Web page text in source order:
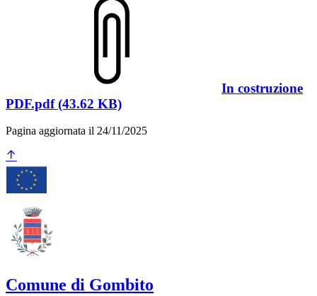
In costruzione
PDF.pdf (43.62 KB)
Pagina aggiornata il 24/11/2025
Comune di Gombito